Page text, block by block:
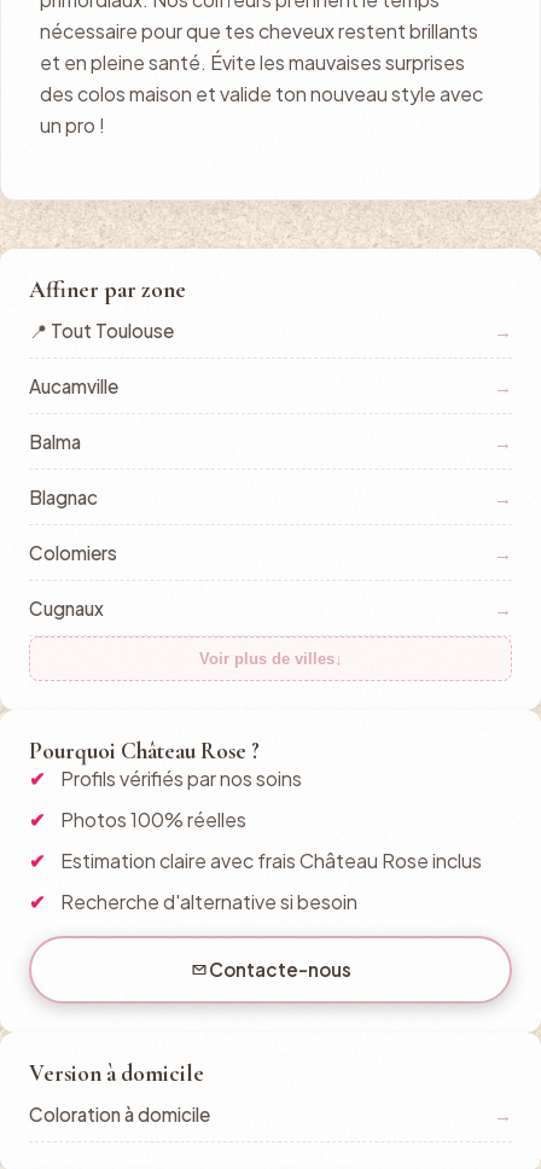
nécessaire pour que tes cheveux restent brillants
et en pleine santé. Évite les mauvaises surprises
des colos maison et valide ton nouveau style avec
un pro !
Affiner par zone
📍 Tout Toulouse →
Aucamville →
Balma →
Blagnac →
Colomiers →
Cugnaux →
Voir plus de villes↓
Pourquoi Château Rose ?
Profils vérifiés par nos soins
Photos 100% réelles
Estimation claire avec frais Château Rose inclus
Recherche d'alternative si besoin
Contacte-nous
Version à domicile
Coloration à domicile →